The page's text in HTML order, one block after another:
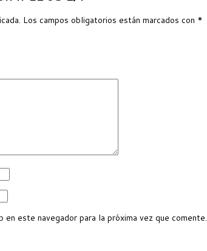
Los campos obligatorios están marcados con *
este navegador para la próxima vez que comente.